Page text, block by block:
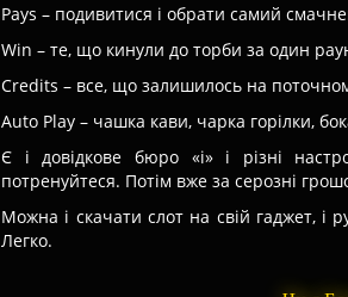
Pays – подивитися і обрати самий
Win – те, що кинули до торби за один
Credits – все, що залишилось на
Auto Play – чашка кави, чарка горілки,
Є і довідкове бюро «і» і різні
потренуйтеся. Потім вже за серозні
Можна і скачати слот на свій гаджет, і
Легко.